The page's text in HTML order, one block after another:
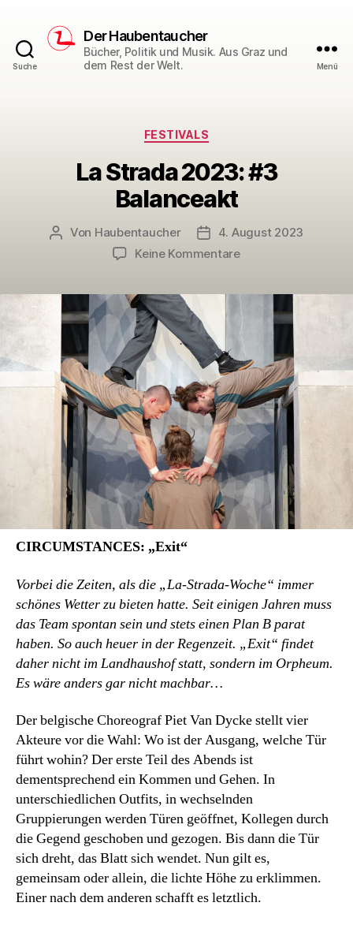
Suche
Der Haubentaucher
Bücher, Politik und Musik. Aus Graz und
dem Rest der Welt.
Menü
Kategorien
FESTIVALS
La Strada 2023: #3
Balanceakt
Beitragsautor
Von Haubentaucher Veröffentlichungsdatum
4. August 2023
Keine Kommentarezu
Balanceakt
CIRCUMSTANCES: „Exit“
Vorbei die Zeiten, als die „La-Strada-Woche“ immer
schönes Wetter zu bieten hatte. Seit einigen Jahren muss
das Team spontan sein und stets einen Plan B parat
haben. So auch heuer in der Regenzeit. „Exit“ findet
daher nicht im Landhaushof statt, sondern im Orpheum.
Es wäre anders gar nicht machbar…
Der belgische ChoreografPiet Van Dycke stellt vier
Akteure vor die Wahl: Wo ist der Ausgang, welche Tür
führt wohin? Der erste Teil des Abends ist
dementsprechend ein Kommen und Gehen. In
unterschiedlichen Outfits, in wechselnden
Gruppierungen werden Türen geöffnet, Kollegen durch
die Gegend geschoben und gezogen. Bis dann die Tür
sich dreht, das Blatt sich wendet. Nun gilt es,
gemeinsam oder allein, die lichte Höhe zu erklimmen.
Einer nach dem anderen schafft es letztlich.